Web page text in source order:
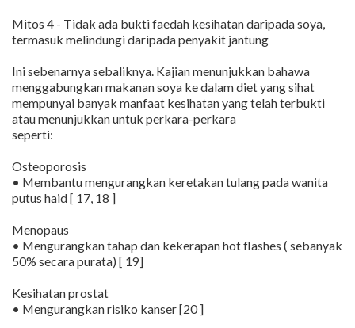
Mitos 4 - Tidak ada bukti faedah kesihatan daripada soya,
termasuk melindungi daripada penyakit jantung
Ini sebenarnya sebaliknya. Kajian menunjukkan bahawa
menggabungkan makanan soya ke dalam diet yang sihat
mempunyai banyak manfaat kesihatan yang telah terbukti
atau menunjukkan untuk perkara-perkara
seperti:
Osteoporosis
• Membantu mengurangkan keretakan tulang pada wanita
putus haid [ 17, 18 ]
Menopaus
• Mengurangkan tahap dan kekerapan hot flashes ( sebanyak
50% secara purata) [ 19]
Kesihatan prostat
• Mengurangkan risiko kanser [20 ]